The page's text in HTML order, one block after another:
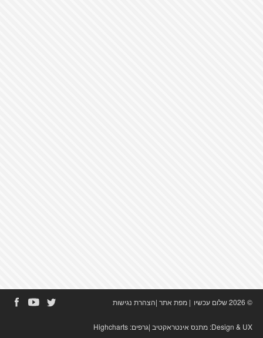
© 2026 שלום עכשיו | מפת אתר|הצהרת נגישות
Design & UX: מתנס אינטראקטיב|גרפים: Highcharts